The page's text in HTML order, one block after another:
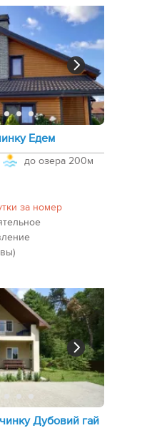
Едем
до озера 200м
за номер
Дубовий гай